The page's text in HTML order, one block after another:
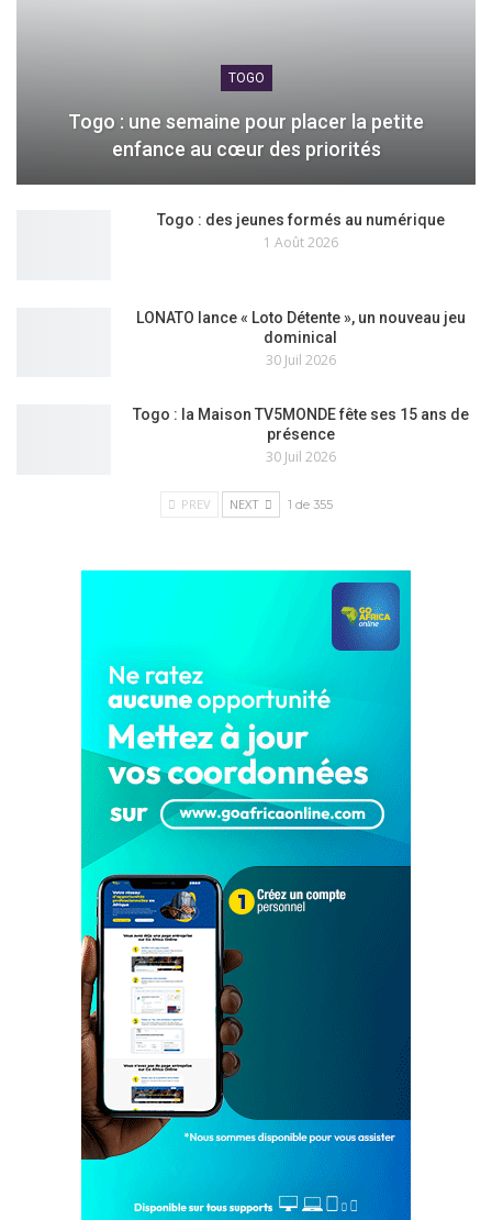
TOGO
Togo : une semaine pour placer la petite
enfance au cœur des priorités
Togo : des jeunes formés au numérique
1 Août 2026
LONATO lance « Loto Détente », un nouveau jeu
dominical
30 Juil 2026
Togo : la Maison TV5MONDE fête ses 15 ans de
présence
30 Juil 2026
PREV NEXT 1 de 355